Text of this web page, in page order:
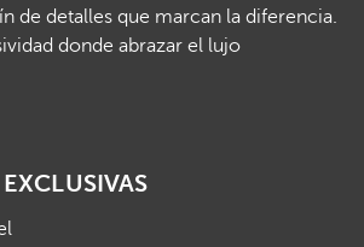
de detalles que marcan la diferencia.
donde abrazar el lujo